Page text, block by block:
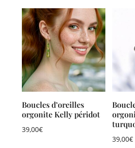
Boucles d’oreilles
orgonite Kelly péridot
39,00€
39,00€